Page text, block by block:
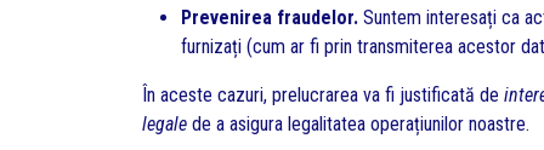
Prevenirea fraudelor. Suntem interesați ca
furnizați (cum ar fi prin transmiterea acestor
În aceste cazuri, prelucrarea va fi justificată de
legale de a asigura legalitatea operațiunilor noastre.